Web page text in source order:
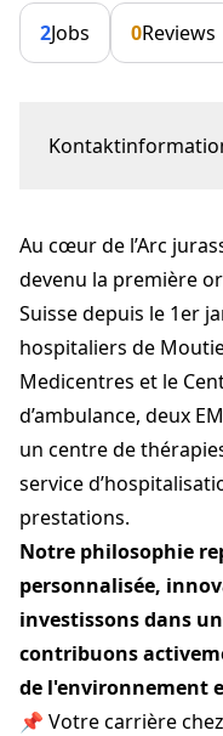
2Jobs 0Reviews
+41 32 942 24 22
reseaudelarc.net
Au cœur de l’Arc
devenu la première
Suisse depuis le 1er
hospitaliers de
Medicentres et le
d’ambulance, deux
un centre de
service
prestations.
Notre philosophie
personnalisée,
investissons dans
contribuons
de l'environnement
📌 Votre carrière